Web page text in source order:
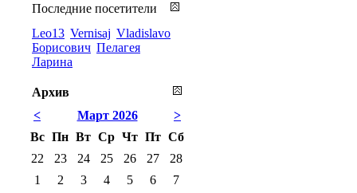
Последние посетители
Leo13 Vernisaj Vladislavo
Борисович Пелагея
Ларина
Архив
<
>
Март 2026
Вс Пн Вт Ср Чт Пт Сб
22
23 24 25 26 27
28
1
2 3 4 5 6
7